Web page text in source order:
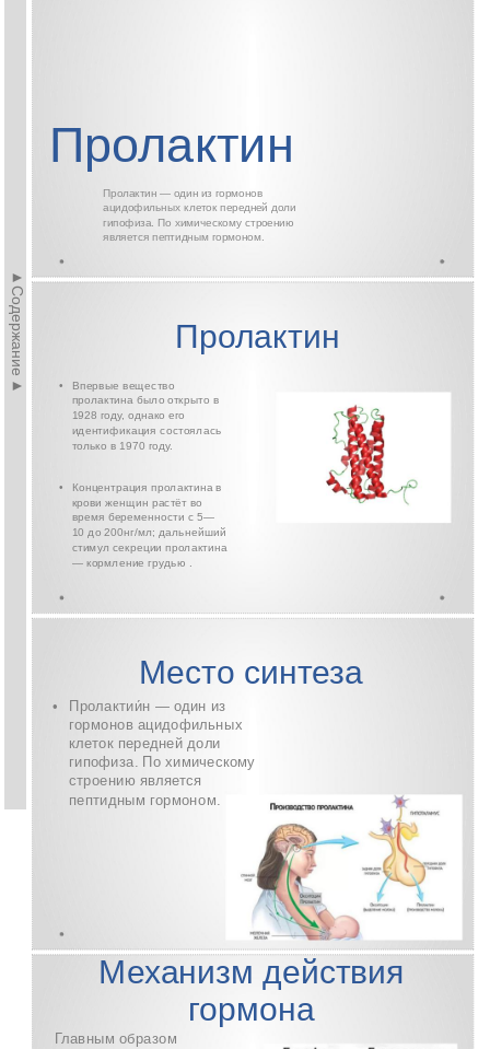
►Содержание►
Пролактин
Пролактин — один из гормонов
ацидофильных клеток передней доли
гипофиза. По химическому строению
является пептидным гормоном.
Пролактин
• Впервые вещество
пролактина было открыто в
1928 году, однако его
идентификация состоялась
только в 1970 году.
•
Концентрация пролактина в
крови женщин растёт во
время беременности с5—
10 до 200нг/мл; дальнейший
стимул секреции пролактина
— кормление грудью .
Место синтеза
•
Пролактии́н — один из
гормонов ацидофильных
клеток передней доли
гипофиза. По химическому
строению является
пептидным гормоном.
Механизм действия
гормона
Главным образом